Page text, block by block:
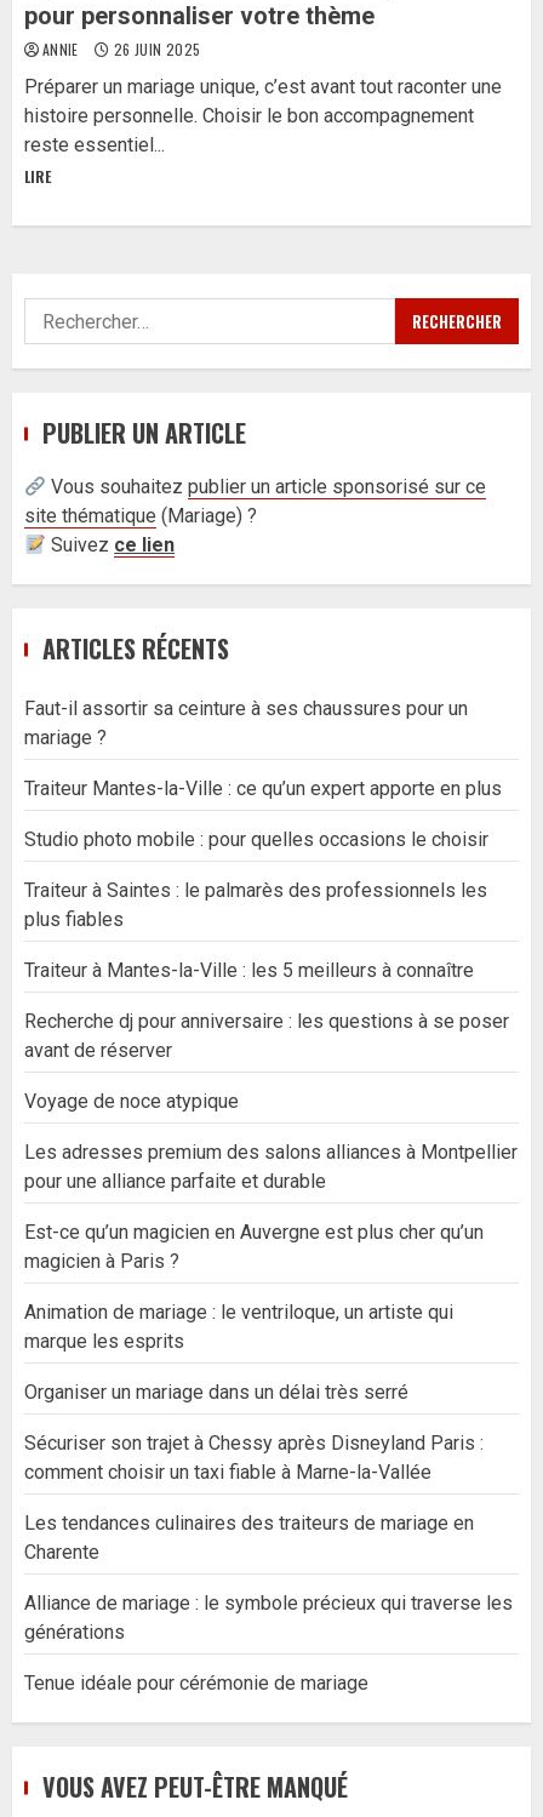
pour personnaliser votre thème
ANNIE 26 JUIN 2025
Préparer un mariage unique, c’est avant tout raconter une
histoire personnelle. Choisir le bon accompagnement
reste essentiel...
LIRE
Rechercher :
PUBLIER UN ARTICLE
Vous souhaitezpublier un article sponsorisé sur ce
site thématique (Mariage) ?
Suivez ce lien
ARTICLES RÉCENTS
Faut-il assortir sa ceinture à ses chaussures pour un
mariage ?
Traiteur Mantes-la-Ville : ce qu’un expert apporte en plus
Studio photo mobile : pour quelles occasions le choisir
Traiteur à Saintes : le palmarès des professionnels les
plus fiables
Traiteur à Mantes-la-Ville : les 5 meilleurs à connaître
Recherche dj pour anniversaire : les questions à se poser
avant de réserver
Voyage de noce atypique
Les adresses premium des salons alliances à Montpellier
pour une alliance parfaite et durable
Est-ce qu’un magicien en Auvergne est plus cher qu’un
magicien à Paris ?
Animation de mariage : le ventriloque, un artiste qui
marque les esprits
Organiser un mariage dans un délai très serré
Sécuriser son trajet à Chessy après Disneyland Paris :
comment choisir un taxi fiable à Marne-la-Vallée
Les tendances culinaires des traiteurs de mariage en
Charente
Alliance de mariage : le symbole précieux qui traverse les
générations
Tenue idéale pour cérémonie de mariage
VOUS AVEZ PEUT-ÊTRE MANQUÉ